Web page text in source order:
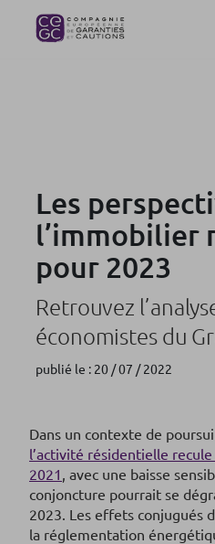
Les perspectives de
Les
l’immobilier
pour 2023
Retrouvez
économistes du
publié le : 20 / 07 / 2022
Dans un contexte de
l’activité résidentielle
2021 , avec une baisse
conjoncture pourrait se
2023. Les effets conjugués
la réglementation